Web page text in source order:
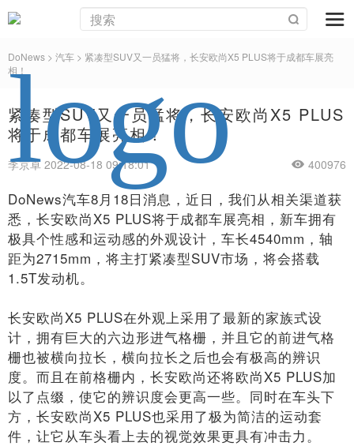
DoNews > 汽车 > 紧凑型SUV又一员猛将，长安欧尚X5 PLUS将于成都车展亮
相！
紧凑型SUV又一员猛将，长安欧尚X5 PLUS
将于成都车展亮相！
李京卓 2022-08-18 09:18:01 400976
DoNews汽车8月18日消息，近日，我们从相关渠道获
悉，长安欧尚X5 PLUS将于成都车展亮相，新车拥有
极具个性感和运动感的外观设计，车长4540mm，轴
距为2715mm，将主打紧凑型SUV市场，将会搭载
1.5T发动机。
长安欧尚X5 PLUS在外观上采用了最新的家族式设
计，拥有巨大的六边形进气格栅，并且它的前进气格
栅也被横向拉长，横向拉长之后也会有极高的辨识
度。而且在前格栅内，长安欧尚还将欧尚X5 PLUS加
以了点缀，使它的辨识度会更高一些。同时在车头下
方，长安欧尚X5 PLUS也采用了极为简洁的运动套
件，让它从车头看上去的视觉效果更具有冲击力。